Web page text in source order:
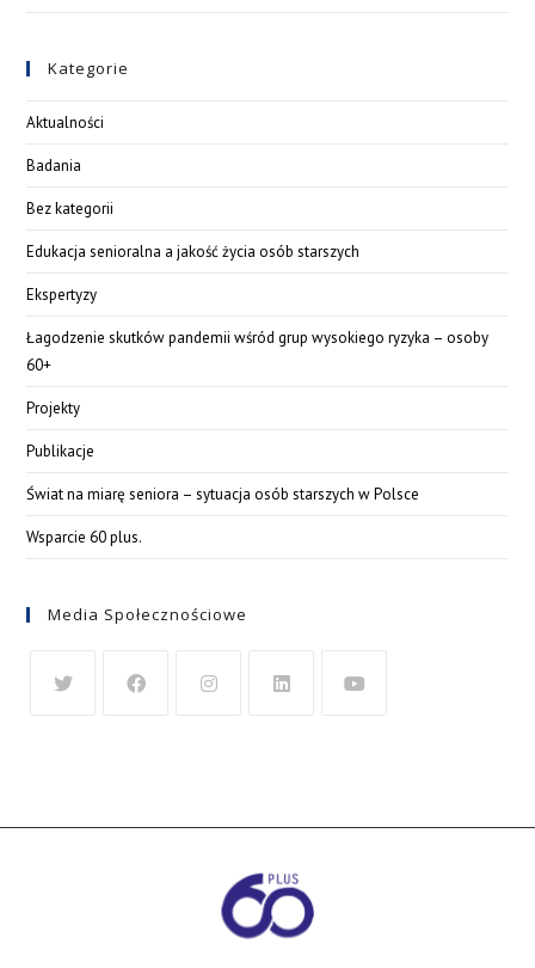
Kategorie
Aktualności
Badania
Bez kategorii
Edukacja senioralna a jakość życia osób starszych
Ekspertyzy
Łagodzenie skutków pandemii wśród grup wysokiego ryzyka – osoby
60+
Projekty
Publikacje
Świat na miarę seniora – sytuacja osób starszych w Polsce
Wsparcie 60 plus.
Media Społecznościowe